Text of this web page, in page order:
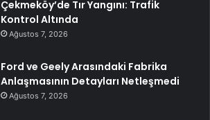
Çekmeköy’de Tır Yangını: Trafik
Kontrol Altında
Ağustos 7, 2026
Ford ve Geely Arasındaki Fabrika
Anlaşmasının Detayları Netleşmedi
Ağustos 7, 2026